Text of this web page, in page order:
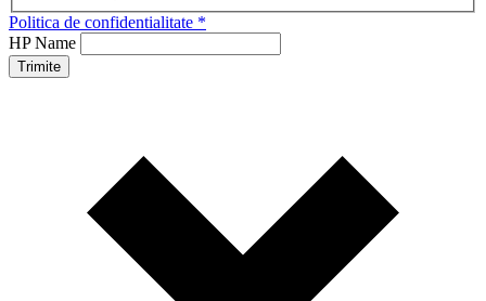
Politica de confidentialitate *
HP Name
Trimite